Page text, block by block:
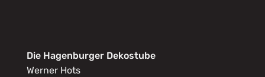
Die Hagenburger Dekostube
Werner Hots